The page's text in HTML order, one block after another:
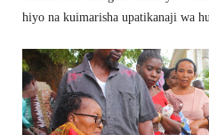
hiyo na kuimarisha upatikanaji wa